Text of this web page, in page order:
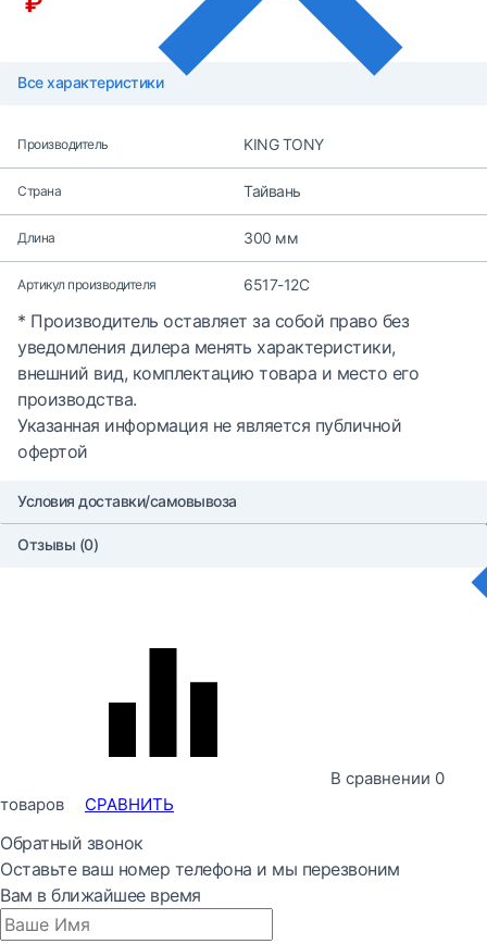
Все характеристики
Производитель KING TONY
Страна Тайвань
Длина 300 мм
Артикул производителя 6517-12C
* Производитель оставляет за собой право без
уведомления дилера менять характеристики,
внешний вид, комплектацию товара и место его
производства.
Указанная информация не является публичной
офертой
Условия доставки/самовывоза
Отзывы (0)
В сравнении 0
товаров
СРАВНИТЬ
Обратный звонок
Оставьте ваш номер телефона и мы перезвоним
Вам в ближайшее время